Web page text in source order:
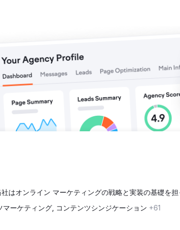
はオンライン マーケティングの戦略と実装の基礎を担
マーケティング, コンテンツシンジケーション +61